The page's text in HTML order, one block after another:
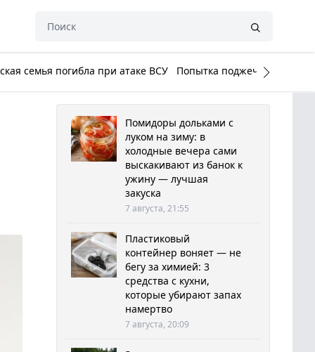
семья погибла при атаке ВСУ Попытка поджечь Белый
Помидоры дольками с
луком на зиму: в
холодные вечера сами
выскакивают из банок к
ужину — лучшая
закуска
7 августа, 21:55
Пластиковый
контейнер воняет — не
бегу за химией: 3
средства с кухни,
которые убирают запах
намертво
7 августа, 20:09